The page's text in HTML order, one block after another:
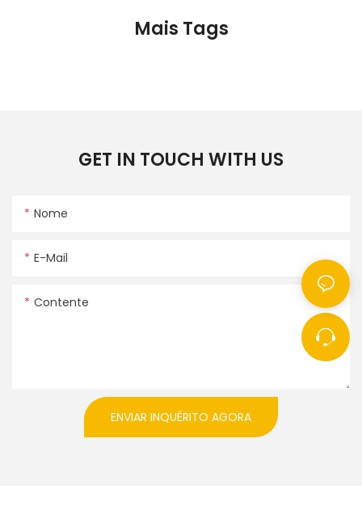
Mais Tags
GET IN TOUCH WITH US
Nome
E-Mail
Contente
ENVIAR INQUÉRITO AGORA